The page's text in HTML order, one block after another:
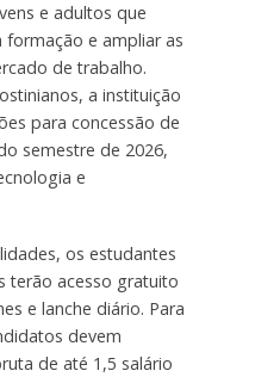
e adultos que
e ampliar as
de trabalho.
a instituição
para concessão de
semestre de 2026,
e
os estudantes
terão acesso gratuito
e lanche diário. Para
devem
de até 1,5 salário